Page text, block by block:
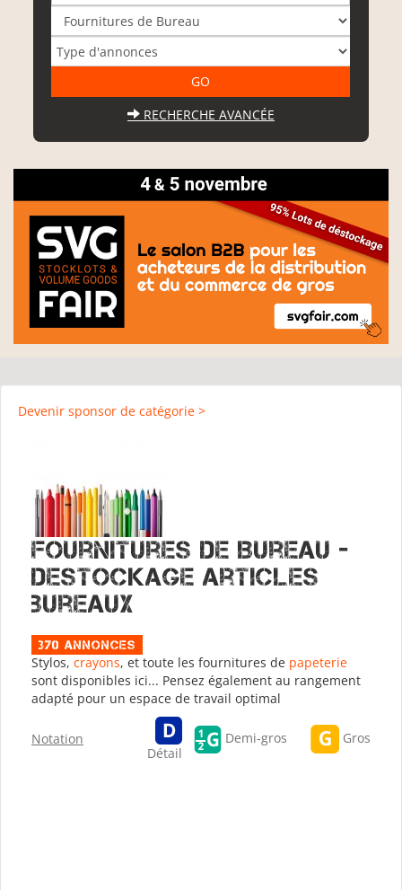
RECHERCHE AVANCÉE
Devenir sponsor de catégorie >
Fournitures de Bureau -
destockage articles
bureaux
370 Annonces
Stylos, crayons, et toute les fournitures de papeterie
sont disponibles ici... Pensez également au rangement
adapté pour un espace de travail optimal
Notation
Détail
Demi-gros Gros